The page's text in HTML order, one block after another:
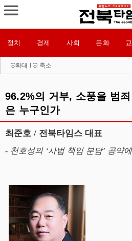
정치 경제 사회 문화
확대 l 축소
96.2%의 거부, 소풍을 범
은 누구인가
최준호 / 전북타임스 대표
- 천호성의 ‘사법 책임 분담’ 공약